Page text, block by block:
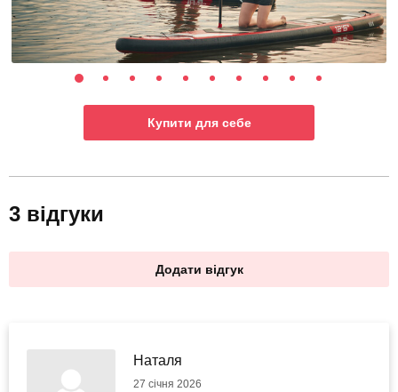
Купити для себе
3 відгуки
Додати відгук
Наталя
27 січня 2026